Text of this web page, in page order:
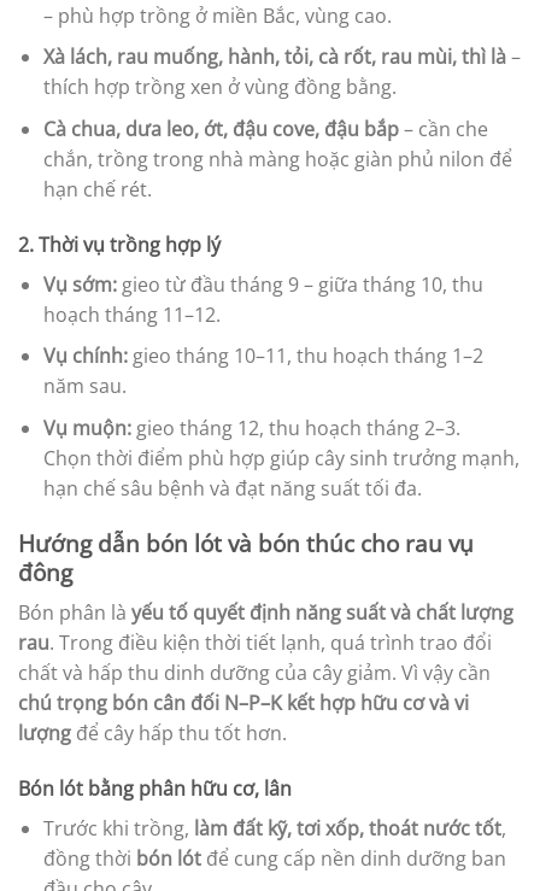
– phù hợp trồng ở miền Bắc, vùng cao.
Xà lách, rau muống, hành, tỏi, cà rốt, rau mùi, thì là–
thích hợp trồng xen ở vùng đồng bằng.
Cà chua, dưa leo, ớt, đậu cove, đậu bắp– cần che
chắn, trồng trong nhà màng hoặc giàn phủ nilon để
hạn chế rét.
2. Thời vụ trồng hợp lý
Vụ sớm:gieo từ đầu tháng 9 – giữa tháng 10, thu
hoạch tháng 11–12.
Vụ chính:gieo tháng 10–11, thu hoạch tháng 1–2
năm sau.
Vụ muộn:gieo tháng 12, thu hoạch tháng 2–3.
Chọn thời điểm phù hợp giúp cây sinh trưởng mạnh,
hạn chế sâu bệnh và đạt năng suất tối đa.
Hướng dẫn bón lót và bón thúc cho rau vụ
đông
Bón phân là yếu tố quyết định năng suất và chất lượng
rau. Trong điều kiện thời tiết lạnh, quá trình trao đổi
chất và hấp thu dinh dưỡng của cây giảm. Vì vậy cần
chú trọng bón cân đối N–P–K kết hợp hữu cơ và vi
lượng để cây hấp thu tốt hơn.
Bón lót bằng phân hữu cơ, lân
Trước khi trồng, làm đất kỹ, tơi xốp, thoát nước tốt,
đồng thời bón lótđể cung cấp nền dinh dưỡng ban